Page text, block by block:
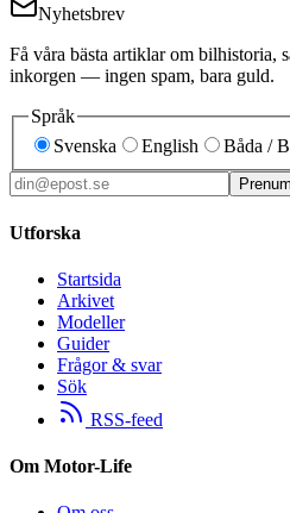
Nyhetsbrev
Få våra bästa artiklar om bilhistoria,
inkorgen — ingen spam, bara guld.
Språk
Svenska
English Båda /
Utforska
Startsida
Arkivet
Modeller
Guider
Frågor & svar
Sök
RSS-feed
Om Motor-Life